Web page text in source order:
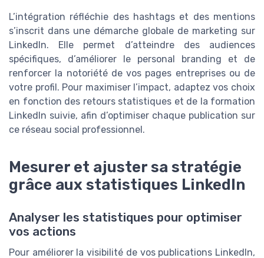
L’intégration réfléchie des hashtags et des mentions
s’inscrit dans une démarche globale de marketing sur
LinkedIn. Elle permet d’atteindre des audiences
spécifiques, d’améliorer le personal branding et de
renforcer la notoriété de vos pages entreprises ou de
votre profil. Pour maximiser l’impact, adaptez vos choix
en fonction des retours statistiques et de la formation
LinkedIn suivie, afin d’optimiser chaque publication sur
ce réseau social professionnel.
Mesurer et ajuster sa stratégie
grâce aux statistiques LinkedIn
Analyser les statistiques pour optimiser
vos actions
Pour améliorer la visibilité de vos publications LinkedIn,